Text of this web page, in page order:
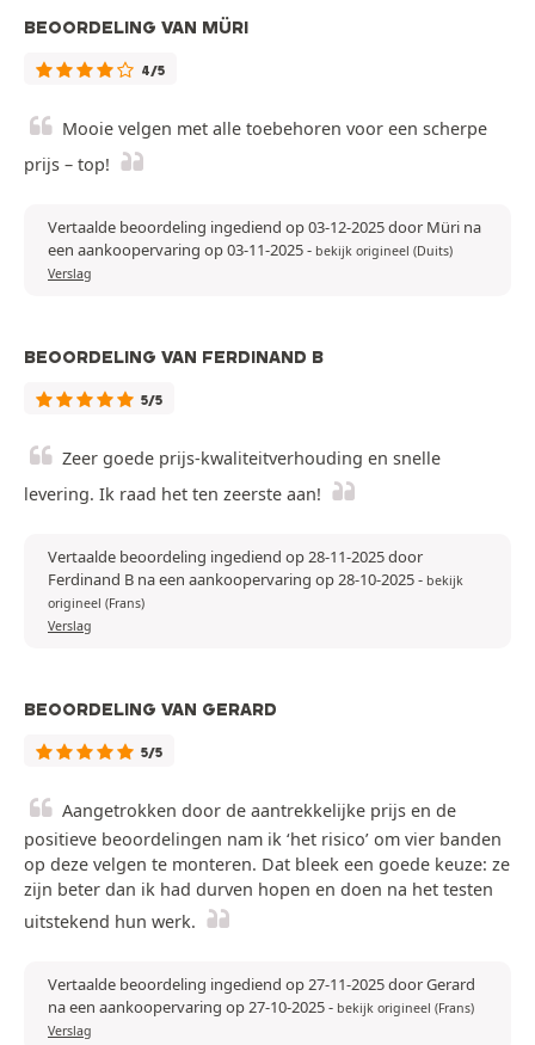
BEOORDELING VAN MÜRI
4/5
Mooie velgen met alle toebehoren voor een scherpe
prijs – top!
Vertaalde beoordeling ingediend op 03-12-2025 door Müri na
een aankoopervaring op 03-11-2025- bekijk origineel (Duits)
Verslag
BEOORDELING VAN FERDINAND B
5/5
Zeer goede prijs-kwaliteitverhouding en snelle
levering. Ik raad het ten zeerste aan!
Vertaalde beoordeling ingediend op 28-11-2025 door
Ferdinand B na een aankoopervaring op 28-10-2025- bekijk
origineel (Frans)
Verslag
BEOORDELING VAN GERARD
5/5
Aangetrokken door de aantrekkelijke prijs en de
positieve beoordelingen nam ik ‘het risico’ om vier banden
op deze velgen te monteren. Dat bleek een goede keuze: ze
zijn beter dan ik had durven hopen en doen na het testen
uitstekend hun werk.
Vertaalde beoordeling ingediend op 27-11-2025 door Gerard
na een aankoopervaring op 27-10-2025- bekijk origineel (Frans)
Verslag